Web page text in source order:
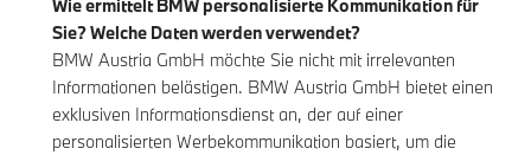
Wie ermittelt BMW personalisierte Kommunikation für
Sie? Welche Daten werden verwendet?
BMW Austria GmbH möchte Sie nicht mit irrelevanten
Informationen belästigen. BMW Austria GmbH bietet einen
exklusiven Informationsdienst an, der auf einer
personalisierten Werbekommunikation basiert, um die